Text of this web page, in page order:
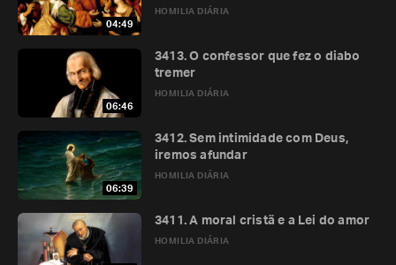
04:49
HOMILIA DIÁRIA
06:46
HOMILIA DIÁRIA
3413. O confessor que fez o diabo
tremer
06:39
HOMILIA DIÁRIA
3412. Sem intimidade com Deus,
iremos afundar
HOMILIA DIÁRIA
3411. A moral cristã e a Lei do amor